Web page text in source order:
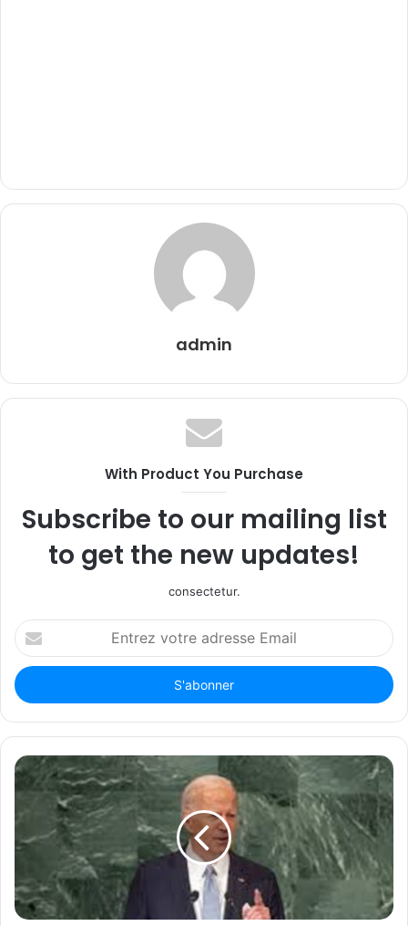
admin
With Product You Purchase
Subscribe to our mailing list
to get the new updates!
consectetur.
Entrez
votre
adresse
Email